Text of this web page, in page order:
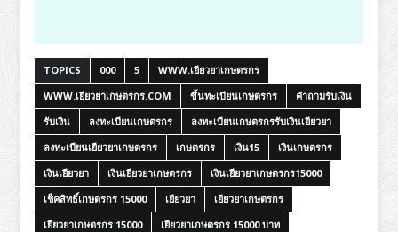
TOPICS 000 5
WWW.เยียวยาเกษตรกร
WWW.เยียวยาเกษตรกร.COM
ขึ้นทะเบียนเกษตรกร
คำถามรับเงิน
รับเงิน
ลงทะเบียนเกษตรกร
ลงทะเบียนเกษตรกรรับเงินเยียวยา
ลงทะเบียนเยียวยาเกษตรกร
เกษตรกร เงิน15
เงินเกษตรกร
เงินเยียวยา
เงินเยียวยาเกษตรกร
เงินเยียวยาเกษตรกร15000
เช็คสิทธิ์เกษตรกร 15000
เยียวยา
เยียวยาเกษตรกร
เยียวยาเกษตรกร 15000
เยียวยาเกษตรกร 15000 บาท